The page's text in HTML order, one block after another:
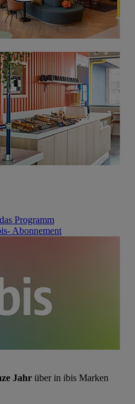
Programm
Abonnement
Jahr über in ibis Marken